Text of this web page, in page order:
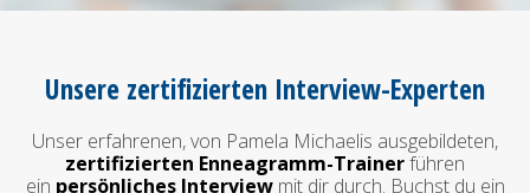
Unsere zertifizierten Interview-Experten
Unser erfahrenen, von Pamela Michaelis ausgebildeten,
zertifizierten Enneagramm-Trainerführen
ein persönliches Interviewmit dir durch. Buchst du ein